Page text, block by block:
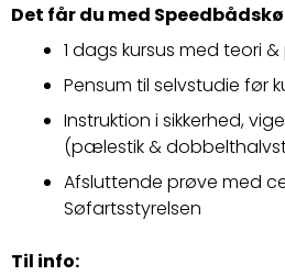
Det får du med
1 dags kursus med teori
Pensum til selvstudie før
Instruktion i sikkerhed,
(pælestik &
Afsluttende prøve med
Søfartsstyrelsen
Til info: